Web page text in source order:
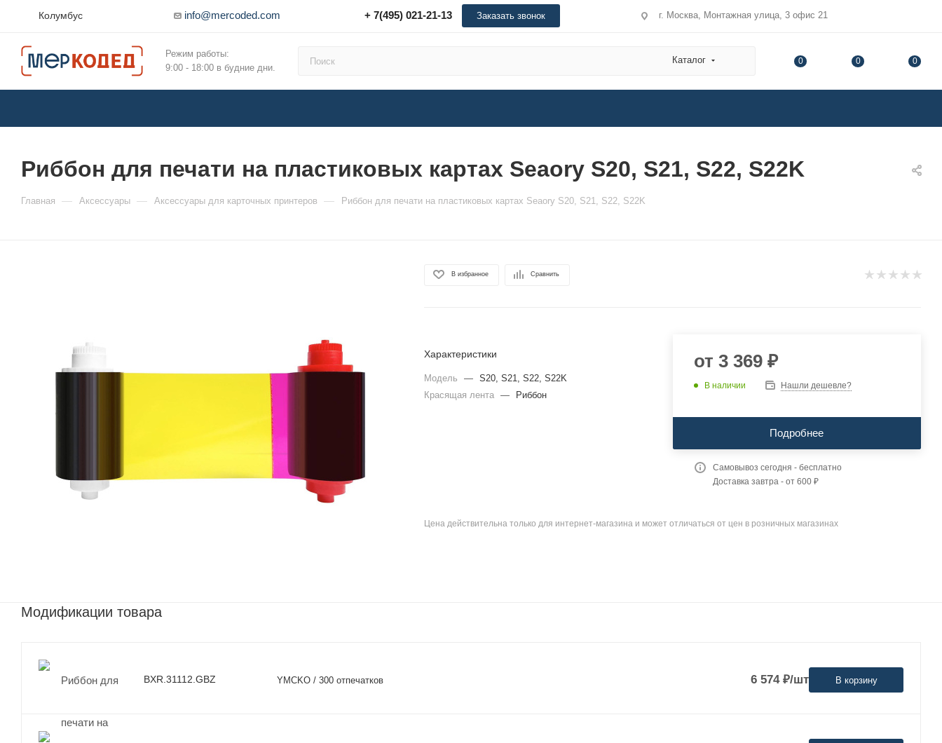
Колумбус info@mercoded.com + 7(495) 021-21-13 Заказать звонок г. Москва, Монтажная улица, 3 офис 21
Режим работы:
9:00 - 18:00 в будние дни.
Каталог 0 0 0
Риббон для печати на пластиковых картах Seaory S20, S21, S22, S22K
Главная — Аксессуары — Аксессуары для карточных принтеров — Риббон для печати на пластиковых картах Seaory S20, S21, S22, S22K
В избранное Сравнить
Характеристики
Модель —
S20, S21, S22, S22K
Красящая лента
— Риббон
от 3 369 ₽
В наличии Нашли дешевле?
Подробнее
Самовывоз сегодня - бесплатно
Доставка завтра - от 600 ₽
Цена действительна только для интернет-магазина и может отличаться от цен в розничных магазинах
Модификации товара
BXR.31112.GBZ YMCKO / 300 отпечатков 6 574₽/шт В корзину